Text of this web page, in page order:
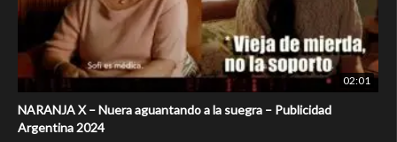
02:01
NARANJA X – Nuera aguantando a la suegra – Publicidad
Argentina 2024